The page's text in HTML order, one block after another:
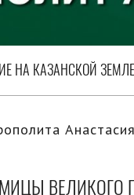
НА КАЗАНСКОЙ ЗЕМЛЕ